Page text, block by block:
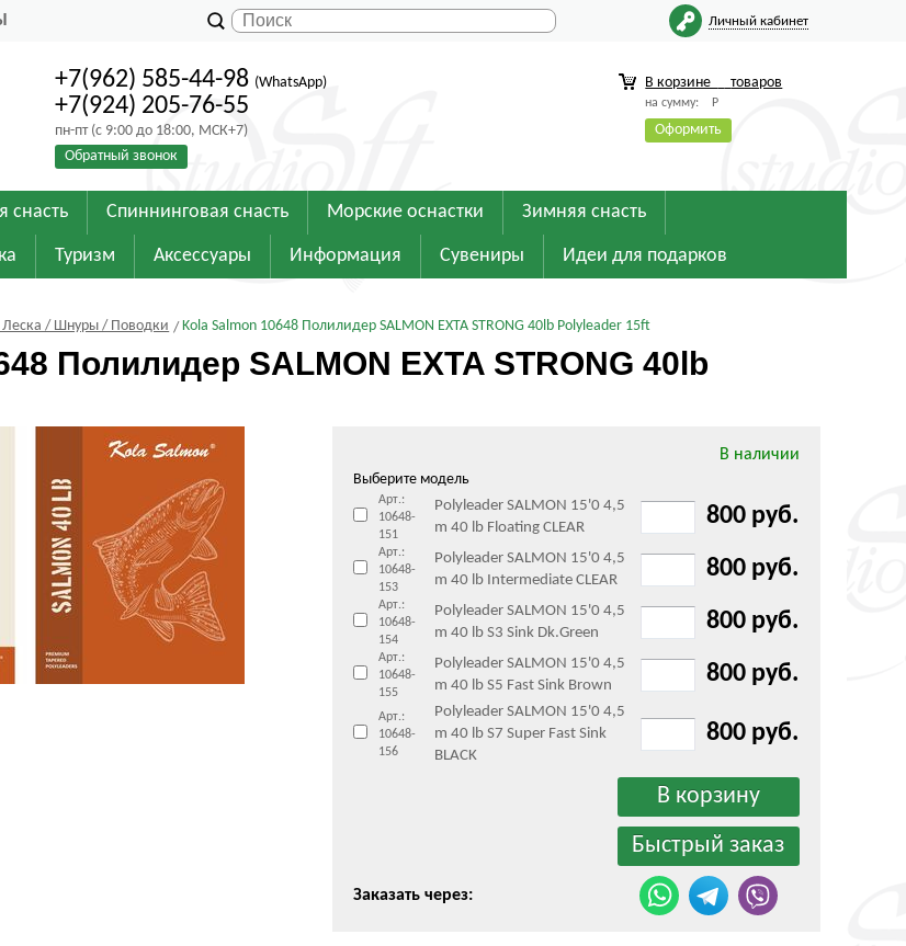
Личный кабинет
+7(962) 585-44-98 (WhatsApp)
+7(924) 205-76-55
пн-пт (с 9:00 до 18:00, МСК+7)
Обратный звонок
В корзине товаров
на сумму: Р
Оформить
снасть Спиннинговая снасть Морские оснастки Зимняя снасть
Туризм Аксессуары Информация Сувениры Идеи для подарков
Леска / Шнуры / Поводки Kola Salmon 10648 Полилидер SALMON EXTA STRONG 40lb Polyleader 15ft
Полилидер SALMON EXTA STRONG 40lb
В наличии
Выберите модель
Арт.:
10648-
151
Polyleader SALMON 15'0 4,5
m 40 lb Floating CLEAR
800 руб.
Арт.:
10648-
153
Polyleader SALMON 15'0 4,5
m 40 lb Intermediate CLEAR
800 руб.
Арт.:
10648-
154
Polyleader SALMON 15'0 4,5
m 40 lb S3 Sink Dk.Green
800 руб.
Арт.:
10648-
155
Polyleader SALMON 15'0 4,5
m 40 lb S5 Fast Sink Brown
800 руб.
Арт.:
10648-
156
Polyleader SALMON 15'0 4,5
m 40 lb S7 Super Fast Sink
BLACK
800 руб.
Заказать через: